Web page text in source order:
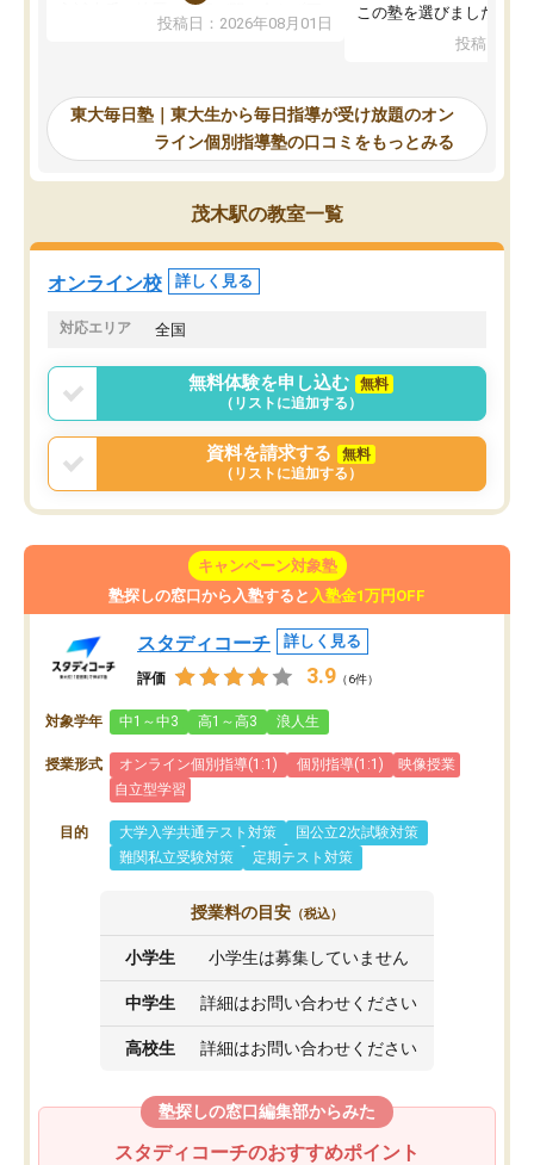
入試本番に地歴の学習が間に合わず不
合格となってしまいました。その経験
東大毎日塾にたどり着きました。学習
の長期計画や日々の勉強のやり方につ
いて客観的なアドバイスをいただけた
ので、自信をもって受験勉強を進める
ことができました。自分のように勉強
のやり方や進捗管理で苦労している方
には特におすすめしたい塾です。
投稿日：2026年08月01日
この塾を選びました。
投稿日：
東大毎日塾｜東大生から毎日指導が受け放題のオン
ライン個別指導塾の口コミをもっとみる
茂木駅の教室一覧
オンライン校 詳しく見る
対応エリア 全国
無料体験を申し込む
無料
（リストに追加する）
資料を請求する
無料
（リストに追加する）
キャンペーン対象塾
塾探しの窓口から入塾すると 入塾金1万円OFF
スタディコーチ 詳しく見る
評価 3.9 （6件）
対象学年 中1～中3 高1～高3 浪人生
授業形式 オンライン個別指導(1:1) 個別指導(1:1)
映像授業
自立型学習
目的 大学入学共通テスト対策
国公立2次試験対策
難関私立受験対策
定期テスト対策
授業料の目安 （税込）
小学生 小学生は募集していません
中学生 詳細はお問い合わせください
高校生 詳細はお問い合わせください
塾探しの窓口編集部からみた
スタディコーチのおすすめポイント